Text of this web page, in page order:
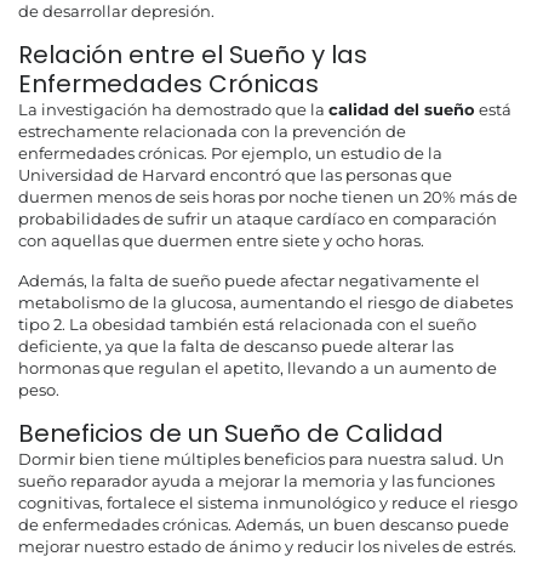
de desarrollar depresión.
Relación entre el Sueño y las
Enfermedades Crónicas
La investigación ha demostrado que la calidad del sueño está
estrechamente relacionada con la prevención de
enfermedades crónicas. Por ejemplo, un estudio de la
Universidad de Harvard encontró que las personas que
duermen menos de seis horas por noche tienen un 20% más de
probabilidades de sufrir un ataque cardíaco en comparación
con aquellas que duermen entre siete y ocho horas.
Además, la falta de sueño puede afectar negativamente el
metabolismo de la glucosa, aumentando el riesgo de diabetes
tipo 2. La obesidad también está relacionada con el sueño
deficiente, ya que la falta de descanso puede alterar las
hormonas que regulan el apetito, llevando a un aumento de
peso.
Beneficios de un Sueño de Calidad
Dormir bien tiene múltiples beneficios para nuestra salud. Un
sueño reparador ayuda a mejorar la memoria y las funciones
cognitivas, fortalece el sistema inmunológico y reduce el riesgo
de enfermedades crónicas. Además, un buen descanso puede
mejorar nuestro estado de ánimo y reducir los niveles de estrés.